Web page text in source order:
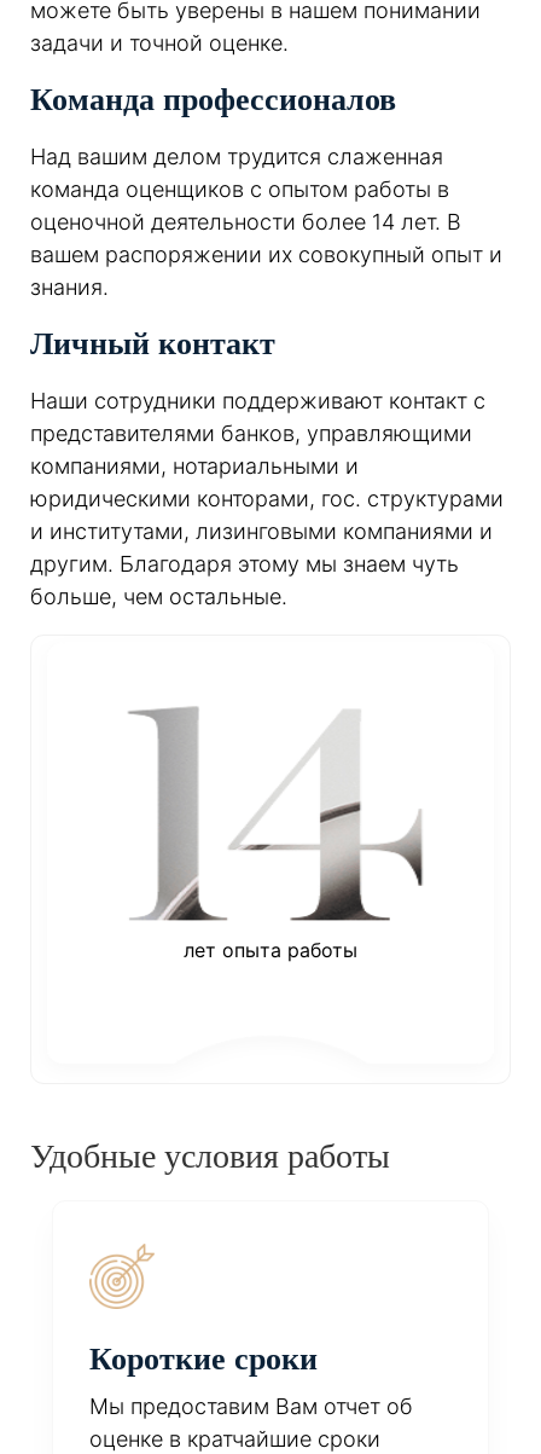
можете быть уверены в нашем понимании
задачи и точной оценке.
Команда профессионалов
Над вашим делом трудится слаженная
команда оценщиков с опытом работы в
оценочной деятельности более 14 лет. В
вашем распоряжении их совокупный опыт и
знания.
Личный контакт
Наши сотрудники поддерживают контакт с
представителями банков, управляющими
компаниями, нотариальными и
юридическими конторами, гос. структурами
и институтами, лизинговыми компаниями и
другим. Благодаря этому мы знаем чуть
больше, чем остальные.
лет опыта работы
Удобные условия работы
Короткие сроки
Мы предоставим Вам отчет об
оценке в кратчайшие сроки